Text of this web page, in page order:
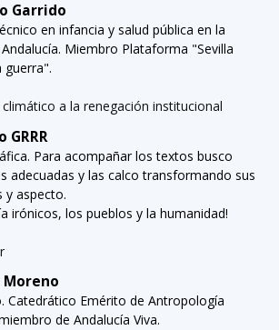
Garrido
en infancia y salud pública en la
Andalucía. Miembro Plataforma "Sevilla
guerra".
a la renegación institucional
GRRR
Para acompañar los textos busco
adecuadas y las calco transformando sus
y aspecto.
irónicos, los pueblos y la humanidad!
Catedrático Emérito de Antropología
de Andalucía Viva.